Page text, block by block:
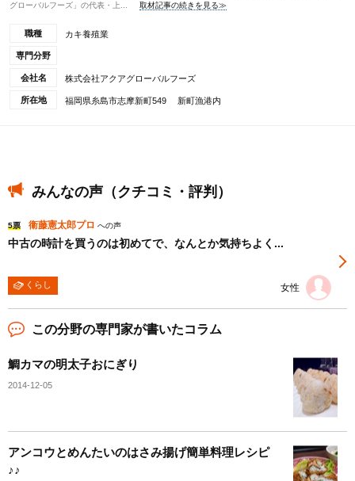
グローバルフーズ」の代表・上...
取材記事の続きを見る≫
職種 カキ養殖業
専門分野
会社名 株式会社アクアグローバルフーズ
所在地 福岡県糸島市志摩新町549 新町漁港内
みんなの声（クチコミ・評判）
5票 衞藤憲太郎プロ への声
中古の時計を買うのは初めてで、なんとか気持ちよく...
くらし 女性
この分野の専門家が書いたコラム
鯛カマの明太子おにぎり
2014-12-05
アンコウとめんたいのはさみ揚げ簡単料理レシピ
♪♪